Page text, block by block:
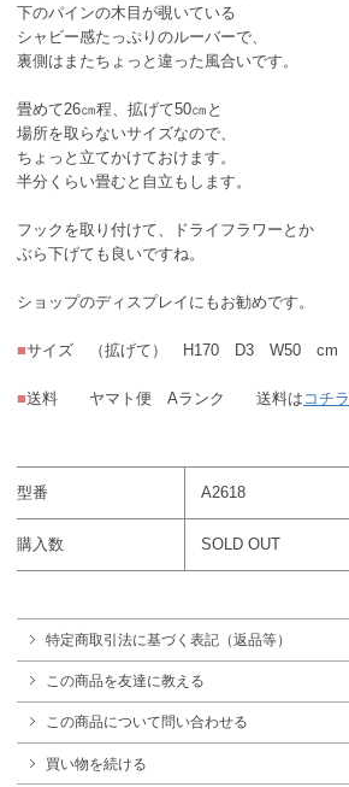
下のパインの木目が覗いている
シャビー感たっぷりのルーバーで、
裏側はまたちょっと違った風合いです。
畳めて26㎝程、拡げて50㎝と
場所を取らないサイズなので、
ちょっと立てかけておけます。
半分くらい畳むと自立もします。
フックを取り付けて、ドライフラワーとか
ぶら下げても良いですね。
ショップのディスプレイにもお勧めです。
■サイズ （拡げて） H170 D3 W50 cm
■送料 ヤマト便 Aランク 送料は コチラ
型番 A2618
購入数 SOLD OUT
特定商取引法に基づく表記（返品等）
この商品を友達に教える
この商品について問い合わせる
買い物を続ける